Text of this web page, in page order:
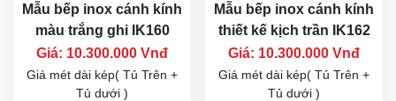
Mẫu bếp inox cánh kính
màu trắng ghi IK160
Giá: 10.300.000 Vnđ
Giá mét dài kép( Tủ Trên +
Tủ dưới )
Mẫu bếp inox cánh kính
thiết kế kịch trần IK162
Giá: 10.300.000 Vnđ
Giá mét dài kép( Tủ Trên +
Tủ dưới )